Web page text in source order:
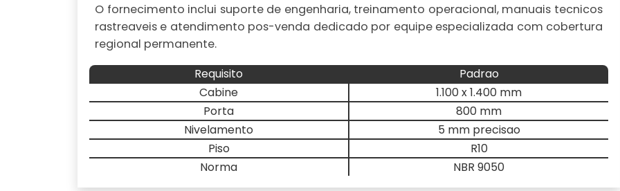
O fornecimento inclui suporte de engenharia, treinamento operacional, manuais tecnicos
rastreaveis e atendimento pos-venda dedicado por equipe especializada com cobertura
regional permanente.
Requisito
Padrao
Cabine
1.100 x 1.400 mm
Porta
800 mm
Nivelamento
5 mm precisao
Piso
R10
Norma
NBR 9050